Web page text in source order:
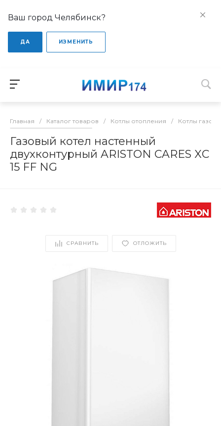
Ваш город Челябинск?
ДА ИЗМЕНИТЬ
Главная / Каталог товаров / Котлы отопления / Котлы
Газовый котел настенный
двухконтурный ARISTON CARES XС
15 FF NG
СРАВНИТЬ ОТЛОЖИТЬ